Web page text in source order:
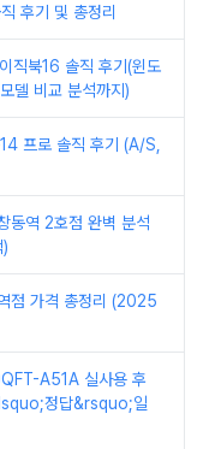
후기 및 총정리
직북16 솔직 후기(윈도
델 비교 분석까지)
프로 솔직 후기 (A/S,
동역 2호점 완벽 분석
점 가격 총정리 (2025
A51A 실사용 후
정답&rsquo;일